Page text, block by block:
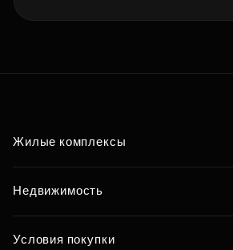
Жилые комплексы
Недвижимость
Условия покупки